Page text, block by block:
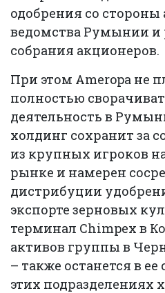
одобрения со
ведомства Румынии и
собрания акционеров.
При этом Ameropa не
полностью
деятельность в
холдинг сохранит за
из крупных игроков
рынке и намерен
дистрибуции
экспорте зерновых
терминал Chimpex в
активов группы в
– также останется в ее
этих подразделениях